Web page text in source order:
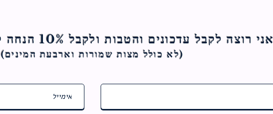
אני רוצה לקבל עדכונים והטבות ולקבל 10% הנחה להזמנה הראשונה
(לא כולל מצות שמורות וארבעת המינים)